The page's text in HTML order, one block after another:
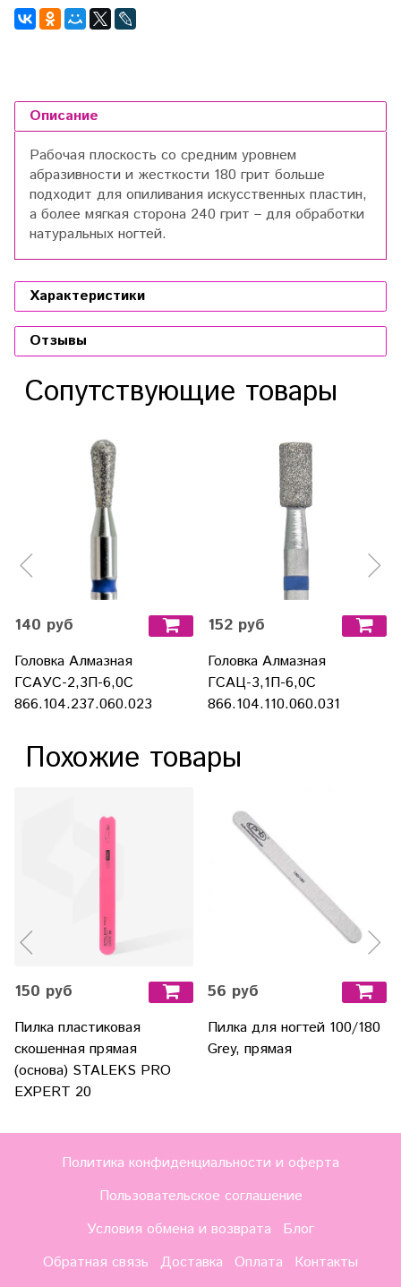
Описание
Рабочая плоскость со средним уровнем
абразивности и жесткости 180 грит больше
подходит для опиливания искусственных пластин,
а более мягкая сторона 240 грит – для обработки
натуральных ногтей.
Характеристики
Отзывы
Сопутствующие товары
140 руб
Головка Алмазная
ГСАУС-2,3П-6,0С
866.104.237.060.023
152 руб
Головка Алмазная
ГСАЦ-3,1П-6,0С
866.104.110.060.031
Похожие товары
150 руб
Пилка пластиковая
скошенная прямая
(основа) STALEKS PRO
EXPERT 20
56 руб
Пилка для ногтей 100/180
Grey, прямая
Политика конфиденциальности и оферта
Пользовательское соглашение
Условия обмена и возврата
Блог
Обратная связь
Доставка Оплата Контакты